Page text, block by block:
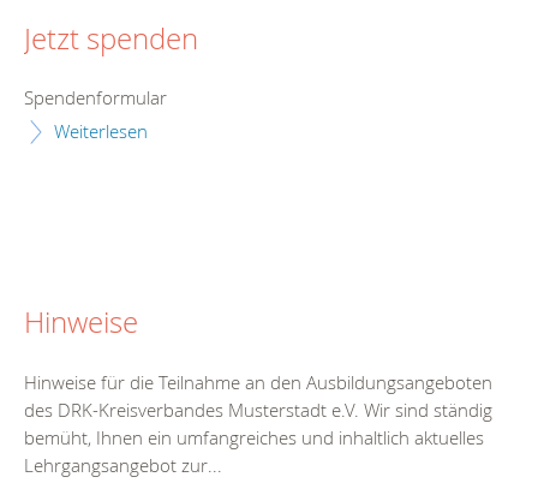
Jetzt spenden
Spendenformular
Weiterlesen
Hinweise
Hinweise für die Teilnahme an den Ausbildungsangeboten
des DRK-Kreisverbandes Musterstadt e.V. Wir sind ständig
bemüht, Ihnen ein umfangreiches und inhaltlich aktuelles
Lehrgangsangebot zur...